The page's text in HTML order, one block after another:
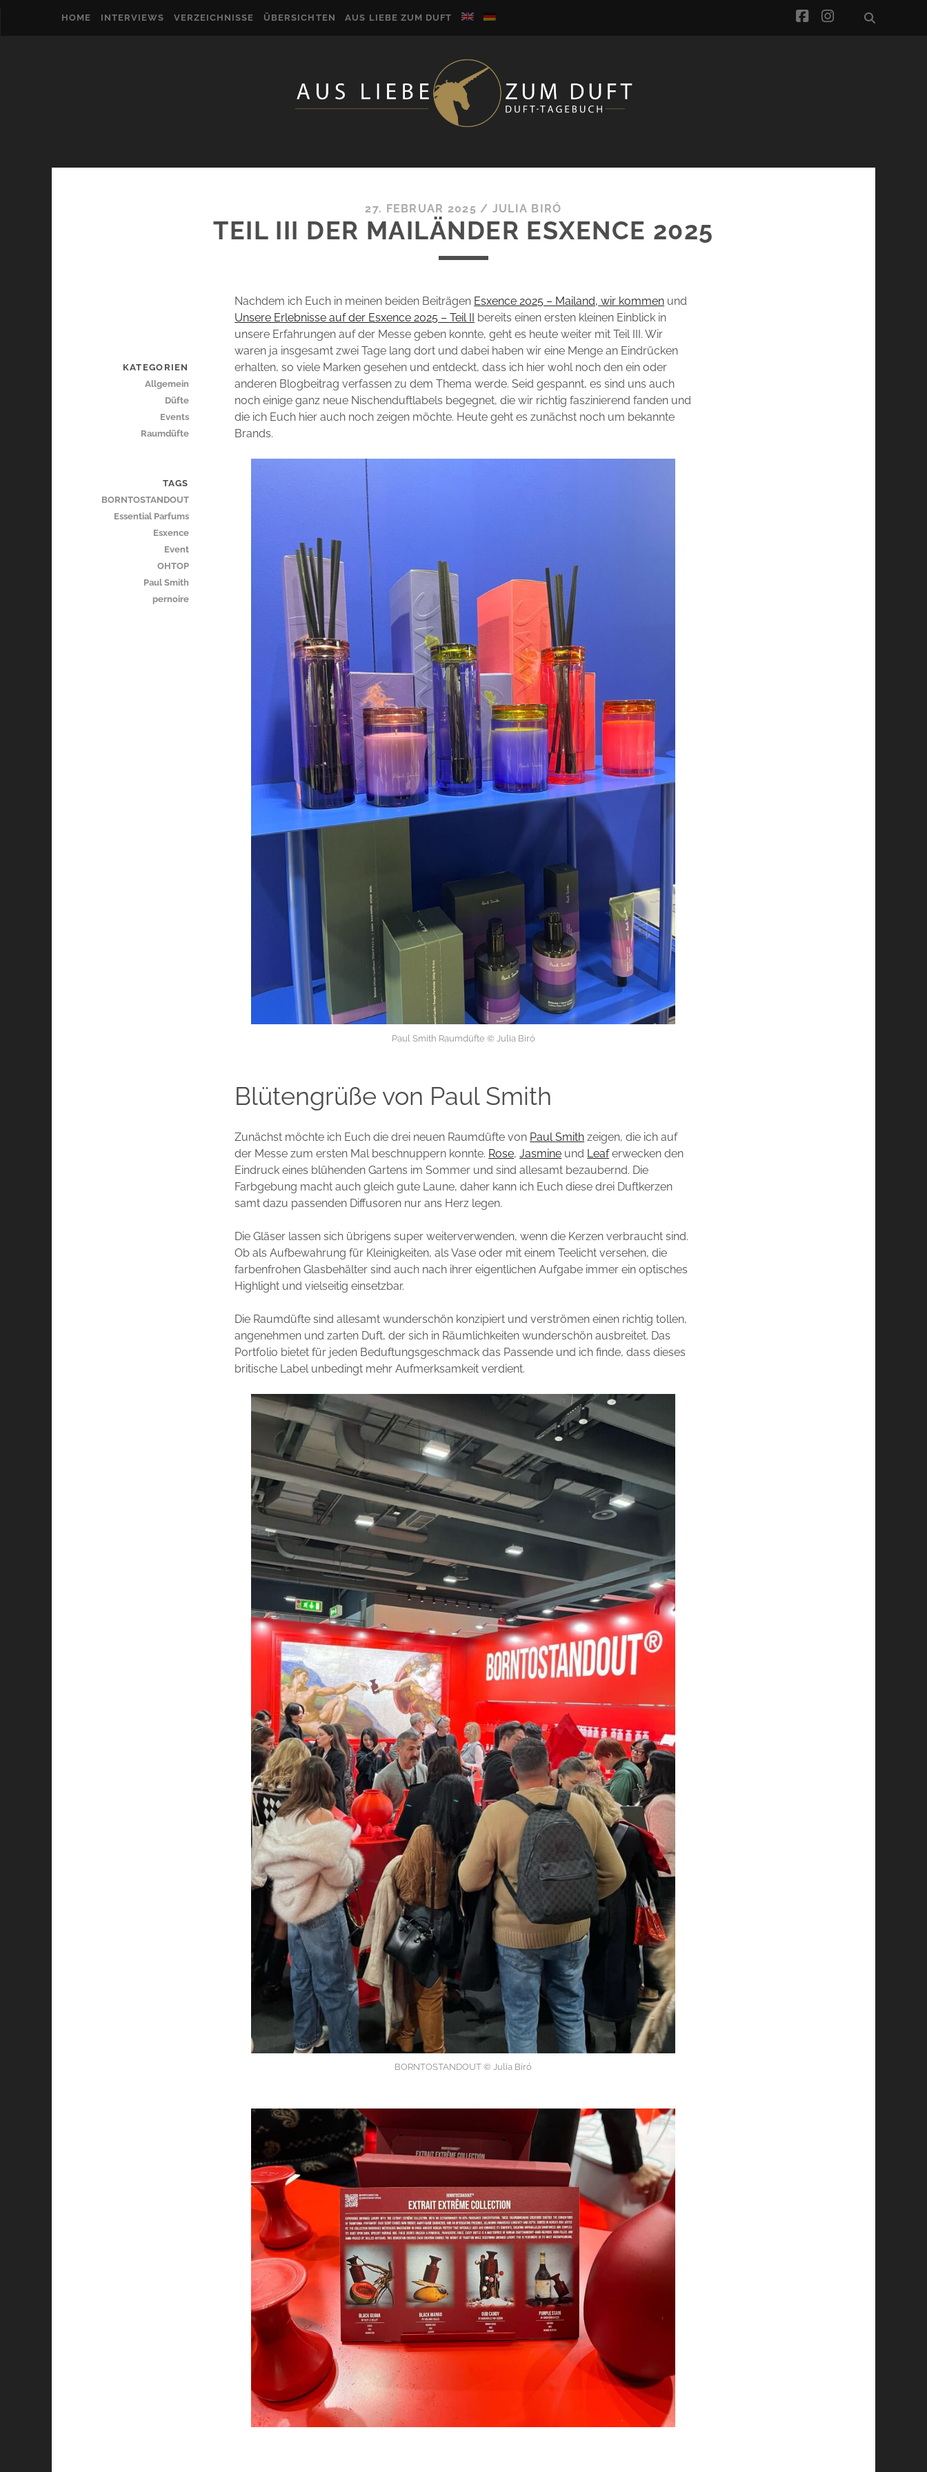
HOME INTERVIEWS VERZEICHNISSE ÜBERSICHTEN AUS LIEBE ZUM DUFT facebook
instagram
27. FEBRUAR 2025 / JULIA BIRÓ
TEIL III DER MAILÄNDER ESXENCE 2025
Nachdem ich Euch in meinen beiden Beiträgen Esxence 2025 – Mailand, wir kommen und
Unsere Erlebnisse auf der Esxence 2025 – Teil II
bereits einen ersten kleinen Einblick in
unsere Erfahrungen auf der Messe geben konnte, geht es heute weiter mit Teil III. Wir
waren ja insgesamt zwei Tage lang dort und dabei haben wir eine Menge an Eindrücken
erhalten, so viele Marken gesehen und entdeckt, dass ich hier wohl noch den ein oder
anderen Blogbeitrag verfassen zu dem Thema werde. Seid gespannt, es sind uns auch
noch einige ganz neue Nischenduftlabels begegnet, die wir richtig faszinierend fanden und
die ich Euch hier auch noch zeigen möchte. Heute geht es zunächst noch um bekannte
Brands.
Paul Smith Raumdüfte © Julia Biró
Blütengrüße von Paul Smith
Zunächst möchte ich Euch die drei neuen Raumdüfte von Paul Smith zeigen, die ich auf
der Messe zum ersten Mal beschnuppern konnte. Rose,Jasmine und Leaferwecken den
Eindruck eines blühenden Gartens im Sommer und sind allesamt bezaubernd. Die
Farbgebung macht auch gleich gute Laune, daher kann ich Euch diese drei Duftkerzen
samt dazu passenden Diffusoren nur ans Herz legen.
Die Gläser lassen sich übrigens super weiterverwenden, wenn die Kerzen verbraucht sind.
Ob als Aufbewahrung für Kleinigkeiten, als Vase oder mit einem Teelicht versehen, die
farbenfrohen Glasbehälter sind auch nach ihrer eigentlichen Aufgabe immer ein optisches
Highlight und vielseitig einsetzbar.
Die Raumdüfte sind allesamt wunderschön konzipiert und verströmen einen richtig tollen,
angenehmen und zarten Duft, der sich in Räumlichkeiten wunderschön ausbreitet. Das
Portfolio bietet für jeden Beduftungsgeschmack das Passende und ich finde, dass dieses
britische Label unbedingt mehr Aufmerksamkeit verdient.
BORNTOSTANDOUT © Julia Biró
KATEGORIEN
Allgemein
Düfte
Events
Raumdüfte
TAGS
BORNTOSTANDOUT
Essential Parfums
Esxence
Event
OHTOP
Paul Smith
pernoire